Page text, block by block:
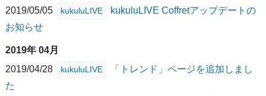
2019/05/05
kukuluLIVE
kukuluLIVE Coffretアップデートの
お知らせ
2019年 04月
2019/04/28
kukuluLIVE
「トレンド」ページを追加しまし
た